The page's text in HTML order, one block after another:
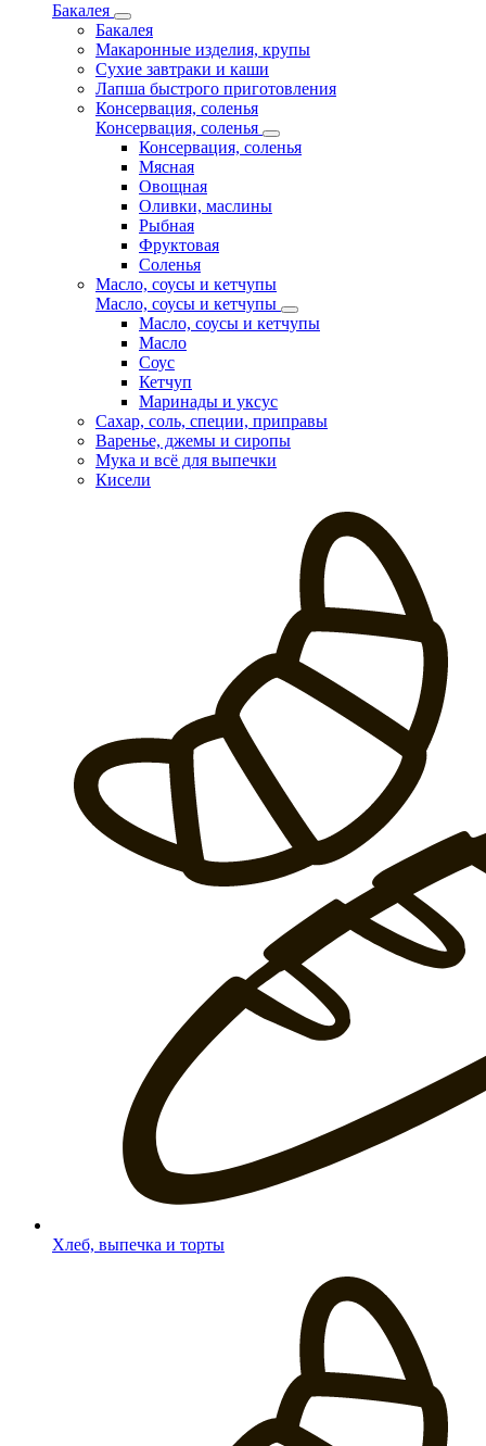
Бакалея
Бакалея
Макаронные изделия, крупы
Сухие завтраки и каши
Лапша быстрого приготовления
Консервация, соленья
Консервация, соленья
Консервация, соленья
Мясная
Овощная
Оливки, маслины
Рыбная
Фруктовая
Соленья
Масло, соусы и кетчупы
Масло, соусы и кетчупы
Масло, соусы и кетчупы
Масло
Соус
Кетчуп
Маринады и уксус
Сахар, соль, специи, приправы
Варенье, джемы и сиропы
Мука и всё для выпечки
Кисели
Хлеб, выпечка и торты